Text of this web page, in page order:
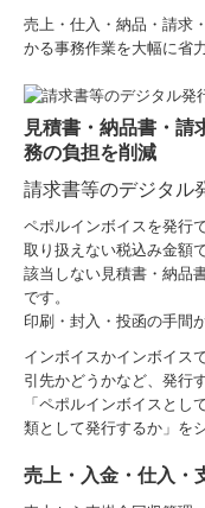
売上・仕入・納品・請求
かる事務作業を大幅に省
見積書・納品書・請
務の負担を削減
請求書等のデジタル
ペポルインボイスを発行
取り扱えない税込み金額
該当しない見積書・納品
です。
印刷・封入・投函の手間
インボイスかインボイス
引先かどうかなど、発行
「ペポルインボイスと
類として発行するか」を
売上・入金・仕入・